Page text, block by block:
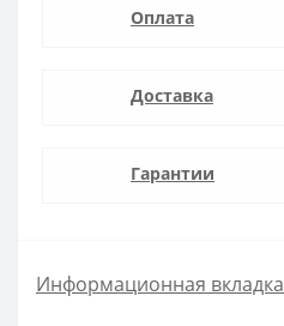
Оплата
Доставка
Гарантии
Информационная вкладка